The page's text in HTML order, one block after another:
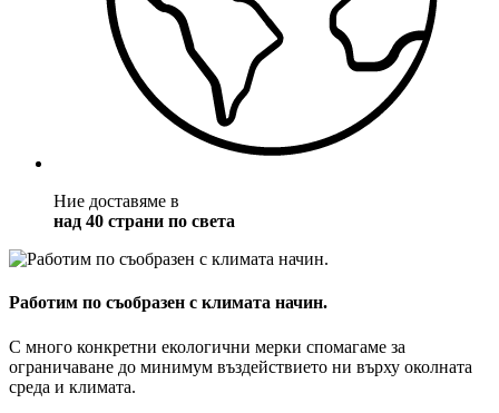
Ние доставяме в
над 40 страни по света
Работим по съобразен с климата начин.
С много конкретни екологични мерки спомагаме за
ограничаване до минимум въздействието ни върху околната
среда и климата.